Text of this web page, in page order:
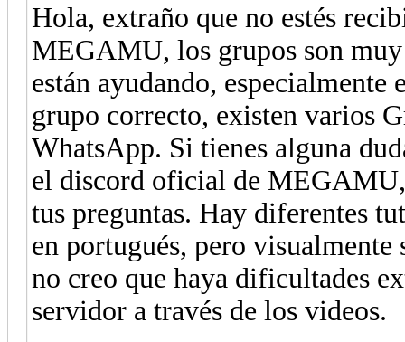
Hola, extraño que no estés
MEGAMU, los grupos son
están ayudando,
grupo correcto, existen varios
WhatsApp. Si tienes alguna
el discord oficial de
tus preguntas. Hay diferentes
en portugués, pero
no creo que haya dificultades
servidor a través de los videos.